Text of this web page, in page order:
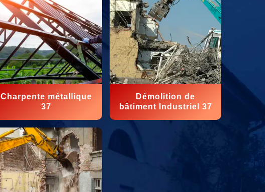
Charpente métallique
37
Démolition de
bâtiment Industriel 37